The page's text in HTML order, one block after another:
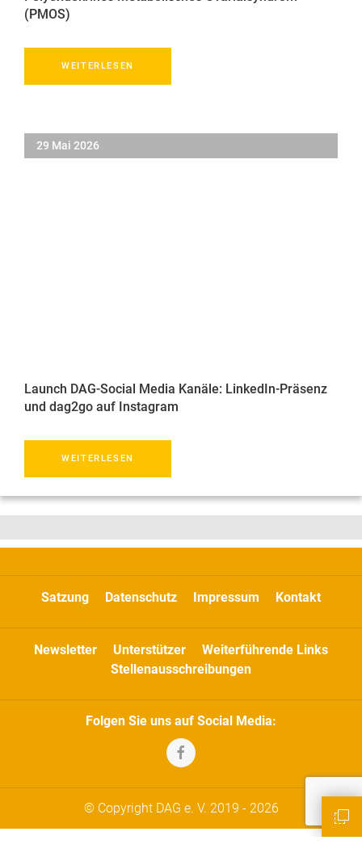
(PMOS)
WEITERLESEN
29 Mai 2026
Launch DAG-Social Media Kanäle: LinkedIn-Präsenz
und dag2go auf Instagram
WEITERLESEN
Satzung Datenschutz Impressum Kontakt
Newsletter Unterstützer
Weiterführende Links
Stellenausschreibungen
Folgen Sie uns auf Social Media:
© Copyright DAG e. V. 2019 - 2026